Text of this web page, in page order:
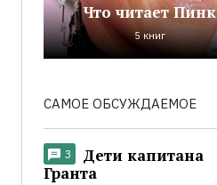
Что читает Пинк
5 книг
САМОЕ ОБСУЖДАЕМОЕ
3
Дети капитана
Гранта